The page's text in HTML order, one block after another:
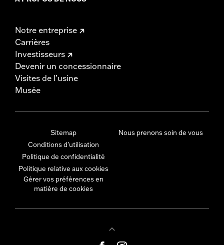
Notre entreprise
Carrières
Investisseurs
Devenir un concessionnaire
Visites de l’usine
Musée
Sitemap
Conditions d'utilisation
Politique de confidentialité
Politique relative aux cookies
Gérer vos préférences en
matière de cookies
Nous prenons soin de vous